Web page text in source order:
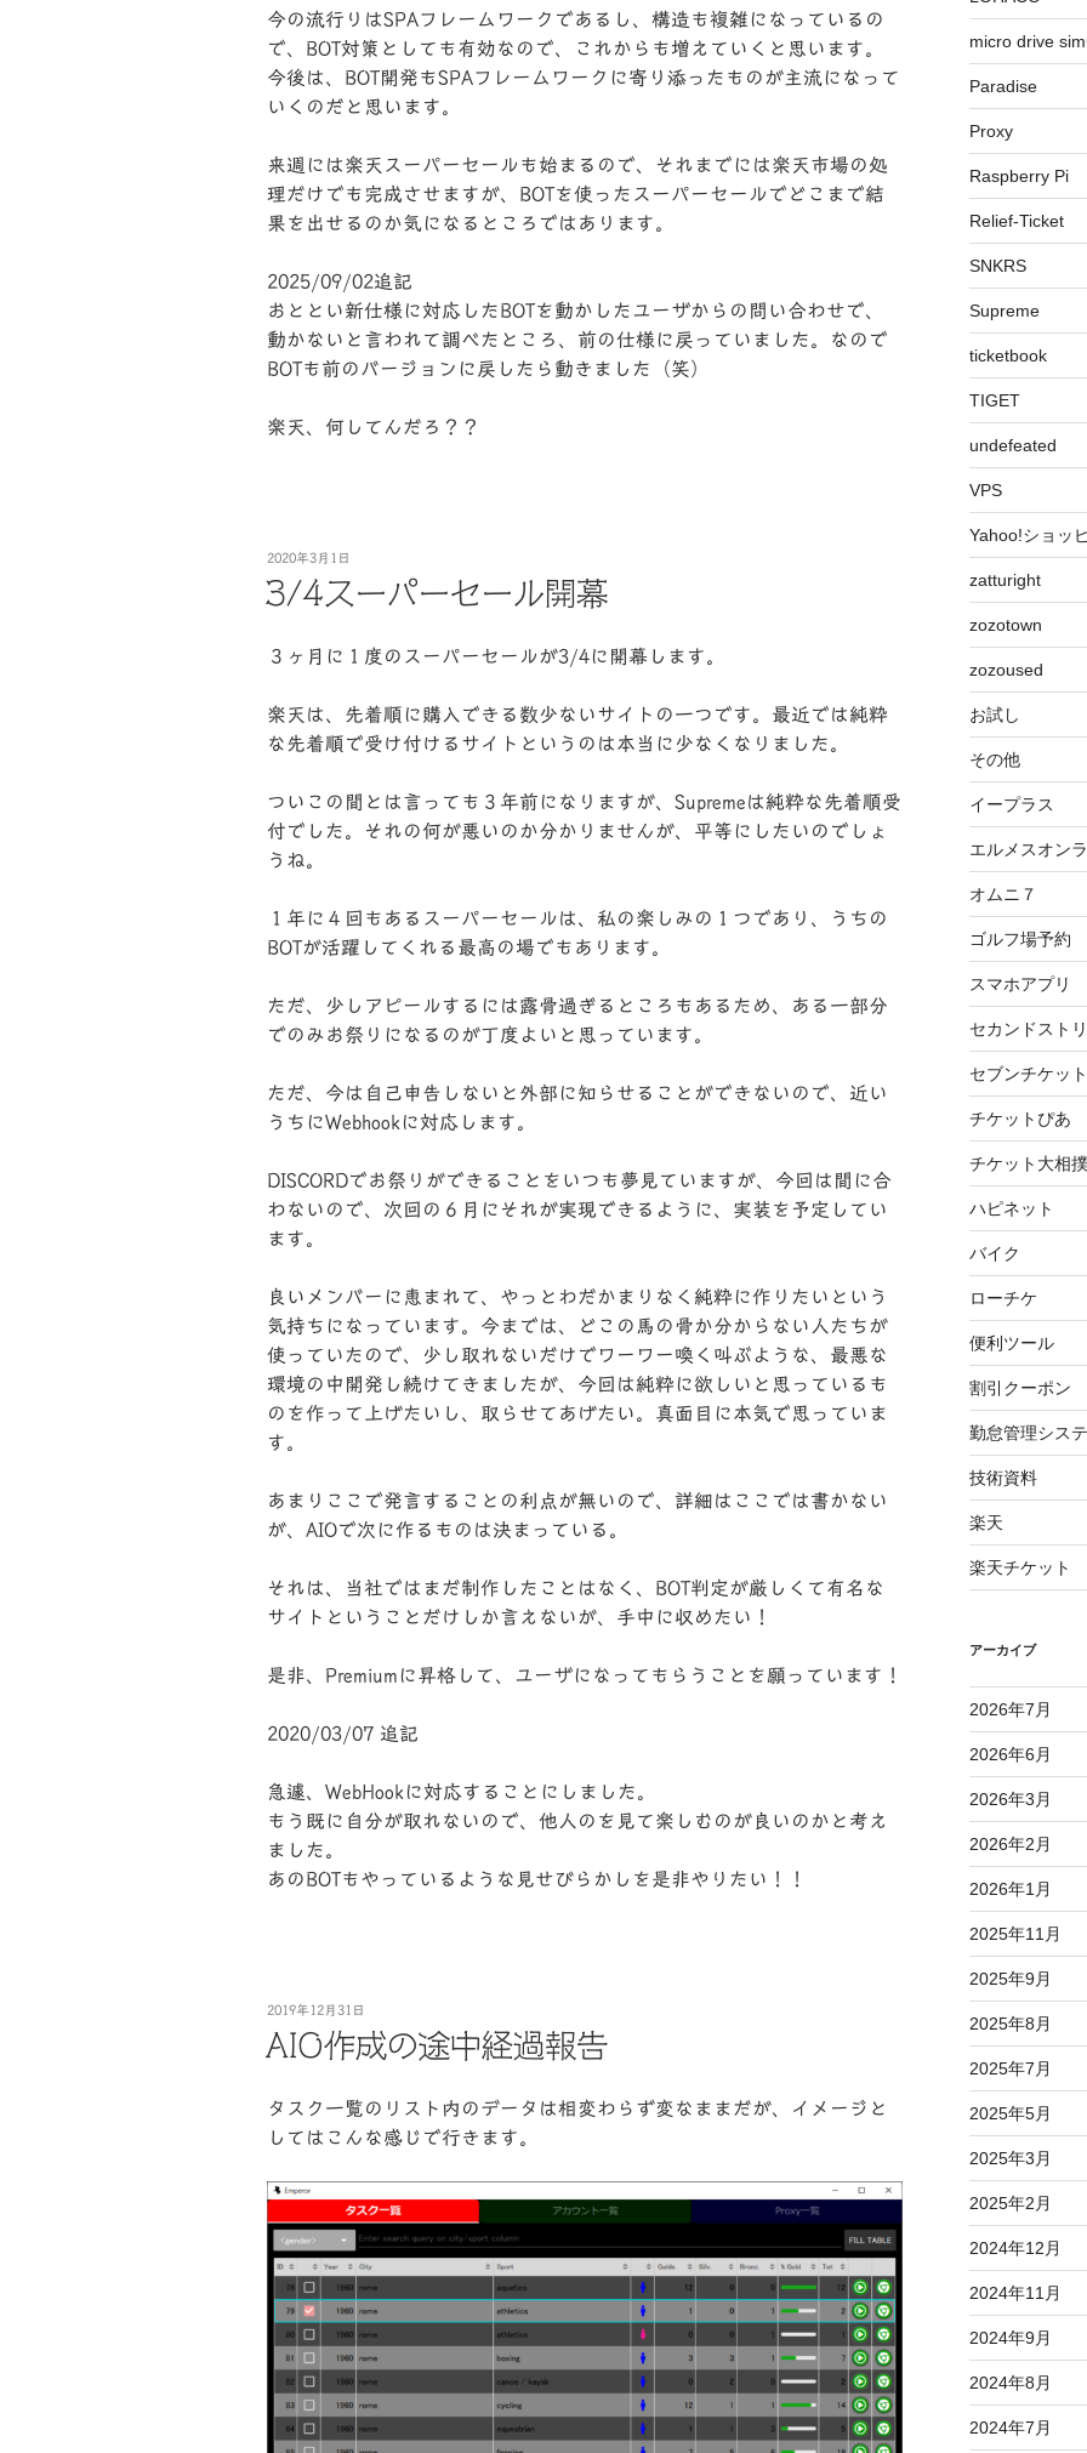
今の流行りはSPAフレームワークであるし、構造も複雑になっているの
で、BOT対策としても有効なので、これからも増えていくと思います。
今後は、BOT開発もSPAフレームワークに寄り添ったものが主流になって
いくのだと思います。
来週には楽天スーパーセールも始まるので、それまでには楽天市場の処
理だけでも完成させますが、BOTを使ったスーパーセールでどこまで結
果を出せるのか気になるところではあります。
2025/09/02追記
おととい新仕様に対応したBOTを動かしたユーザからの問い合わせで、
動かないと言われて調べたところ、前の仕様に戻っていました。なので
BOTも前のバージョンに戻したら動きました（笑）
楽天、何してんだろ？？
投
日:
2020年3月1日
3/4スーパーセール開幕
３ヶ月に１度のスーパーセールが3/4に開幕します。
楽天は、先着順に購入できる数少ないサイトの一つです。最近では純粋
な先着順で受け付けるサイトというのは本当に少なくなりました。
ついこの間とは言っても３年前になりますが、Supremeは純粋な先着順受
付でした。それの何が悪いのか分かりませんが、平等にしたいのでしょ
うね。
１年に４回もあるスーパーセールは、私の楽しみの１つであり、うちの
BOTが活躍してくれる最高の場でもあります。
ただ、少しアピールするには露骨過ぎるところもあるため、ある一部分
でのみお祭りになるのが丁度よいと思っています。
ただ、今は自己申告しないと外部に知らせることができないので、近い
うちにWebhookに対応します。
DISCORDでお祭りができることをいつも夢見ていますが、今回は間に合
わないので、次回の６月にそれが実現できるように、実装を予定してい
ます。
良いメンバーに恵まれて、やっとわだかまりなく純粋に作りたいという
気持ちになっています。今までは、どこの馬の骨か分からない人たちが
使っていたので、少し取れないだけでワーワー喚く叫ぶような、最悪な
環境の中開発し続けてきましたが、今回は純粋に欲しいと思っているも
のを作って上げたいし、取らせてあげたい。真面目に本気で思っていま
す。
あまりここで発言することの利点が無いので、詳細はここでは書かない
が、AIOで次に作るものは決まっている。
それは、当社ではまだ制作したことはなく、BOT判定が厳しくて有名な
サイトということだけしか言えないが、手中に収めたい！
是非、Premiumに昇格して、ユーザになってもらうことを願っています！
2020/03/07 追記
急遽、WebHookに対応することにしました。
もう既に自分が取れないので、他人のを見て楽しむのが良いのかと考え
ました。
あのBOTもやっているような見せびらかしを是非やりたい！！
投
日:
2019年12月31日
AIO作成の途中経過報告
タスク一覧のリスト内のデータは相変わらず変なままだが、イメージと
してはこんな感じで行きます。
micro drive
Paradise
Proxy
Raspberry Pi
Relief-Ticket
SNKRS
Supreme
ticketbook
TIGET
undefeated
VPS
Yahoo!ショッ
zatturight
zozotown
zozoused
お試し
その他
イープラス
エルメスオン
オムニ７
ゴルフ場予約
スマホアプリ
セカンドスト
セブンチケット
チケットぴあ
チケット大相撲
ハピネット
バイク
ローチケ
便利ツール
割引クーポン
勤怠管理シス
技術資料
楽天
楽天チケット
アーカイブ
2026年7月
2026年6月
2026年3月
2026年2月
2026年1月
2025年11月
2025年9月
2025年8月
2025年7月
2025年5月
2025年3月
2025年2月
2024年12月
2024年11月
2024年9月
2024年8月
2024年7月